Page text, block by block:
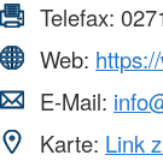
Telefax:
Web:
E-Mail:
Karte: Link